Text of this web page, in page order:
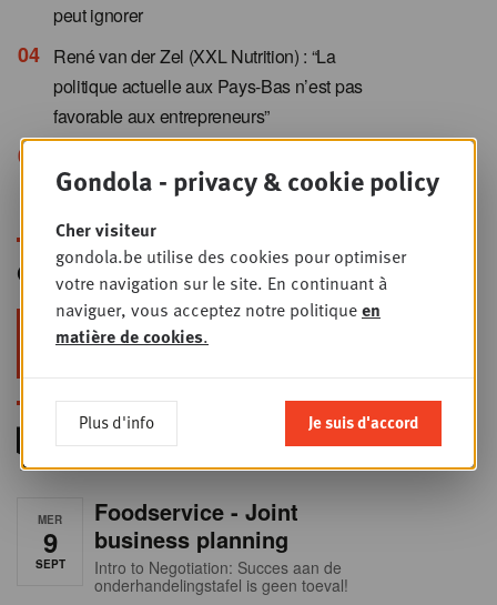
peut ignorer
René van der Zel (XXL Nutrition) : “La
politique actuelle aux Pays-Bas n’est pas
favorable aux entrepreneurs”
levier de rentabilité ?
Gondola Newsletter
Restez au top dans le retail & le
foodservice !
MER
9
SEPT
Foodservice - Joint
business planning
Intro to Negotiation: Succes aan de
onderhandelingstafel is geen toeval!
Gondola - privacy & cookie policy
Cher visiteur
gondola.be utilise des cookies pour optimiser
votre navigation sur le site. En continuant à
naviguer, vous acceptez notre politiqueen
matière de cookies.
Plus d'info Je suis d'accord